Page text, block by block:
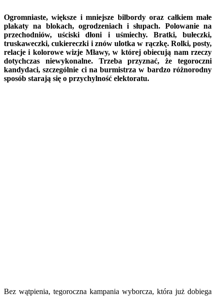
Ogromniaste, większe i mniejsze bilbordy oraz całkiem małe
plakaty na blokach, ogrodzeniach i słupach. Polowanie na
przechodniów, uściski dłoni i uśmiechy. Bratki, bułeczki,
truskaweczki, cukiereczki i znów ulotka w rączkę. Rolki, posty,
relacje i kolorowe wizje Mławy, w której obiecują nam rzeczy
dotychczas niewykonalne. Trzeba przyznać, że tegoroczni
kandydaci, szczególnie ci na burmistrza w bardzo różnorodny
sposób starają się o przychylność elektoratu.
Bez wątpienia, tegoroczna kampania wyborcza, która już dobiega